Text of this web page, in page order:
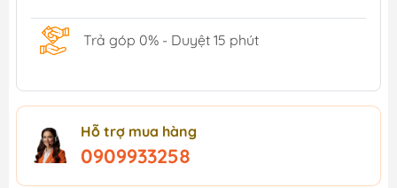
Trả góp 0% - Duyệt 15 phút
Hỗ trợ mua hàng
0909933258